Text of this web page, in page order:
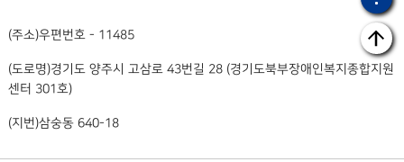
(주소)우편번호 - 11485
(도로명)경기도 양주시 고삼로 43번길 28 (경기도북부장애인복지종합지원
센터 301호)
(지번)삼숭동 640-18